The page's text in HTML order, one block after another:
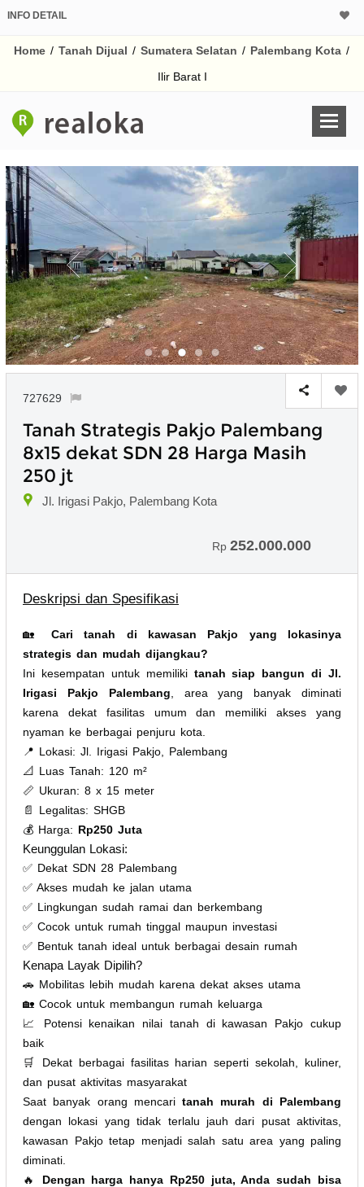
INFO DETAIL
Home / Tanah Dijual / Sumatera Selatan / Palembang Kota /
Ilir Barat I
727629
Tanah Strategis Pakjo Palembang
8x15 dekat SDN 28 Harga Masih
250 jt
Jl. Irigasi Pakjo, Palembang Kota
Rp 252.000.000
Deskripsi dan Spesifikasi
🏡 Cari tanah di kawasan Pakjo yang lokasinya
strategis dan mudah dijangkau?
Ini kesempatan untuk memiliki tanah siap bangun di Jl.
Irigasi Pakjo Palembang , area yang banyak diminati
karena dekat fasilitas umum dan memiliki akses yang
nyaman ke berbagai penjuru kota.
📍 Lokasi: Jl. Irigasi Pakjo, Palembang
📐 Luas Tanah: 120 m²
📏 Ukuran: 8 x 15 meter
📄 Legalitas: SHGB
💰 Harga: Rp250 Juta
Keunggulan Lokasi:
✅ Dekat SDN 28 Palembang
✅ Akses mudah ke jalan utama
✅ Lingkungan sudah ramai dan berkembang
✅ Cocok untuk rumah tinggal maupun investasi
✅ Bentuk tanah ideal untuk berbagai desain rumah
Kenapa Layak Dipilih?
🚗 Mobilitas lebih mudah karena dekat akses utama
🏡 Cocok untuk membangun rumah keluarga
📈 Potensi kenaikan nilai tanah di kawasan Pakjo cukup
baik
🛒 Dekat berbagai fasilitas harian seperti sekolah, kuliner,
dan pusat aktivitas masyarakat
Saat banyak orang mencaritanah murah di Palembang
dengan lokasi yang tidak terlalu jauh dari pusat aktivitas,
kawasan Pakjo tetap menjadi salah satu area yang paling
diminati.
🔥 Dengan harga hanya Rp250 juta, Anda sudah bisa
% /th
Untuk hasil simulasi
pada kotak-
Simpan